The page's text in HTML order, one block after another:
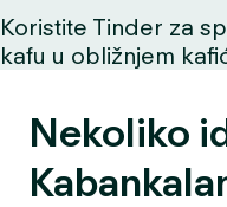
Koristite Tinder za
kafu u obližnjem
Nekoliko